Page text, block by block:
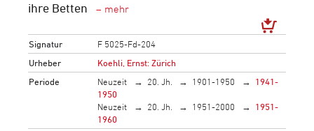
ihre Betten
Signatur
F 5025-Fd-204
Urheber
Koehli, Ernst: Zürich
Periode
Neuzeit 20. Jh. 1901-1950
1941-
1950
Neuzeit
20. Jh. 1951-2000
1951-
1960